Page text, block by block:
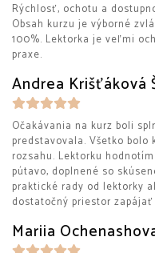
Rýchlosť, ochotu a
Obsah kurzu je výborné
100%. Lektorka je veľmi
praxe.
Andrea Krišťáková
Očakávania na kurz boli
predstavovala. Všetko
rozsahu. Lektorku
pútavo, doplnené so
praktické rady od lektorky
dostatočný priestor zapájať
Mariia